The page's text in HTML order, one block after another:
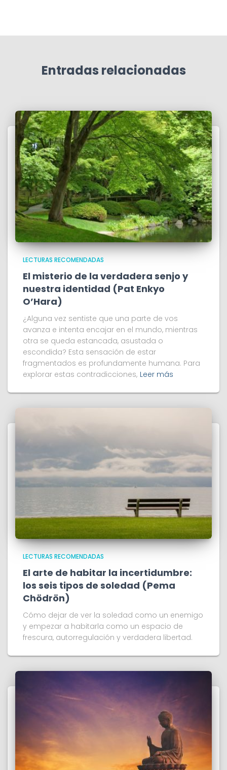
Entradas relacionadas
LECTURAS RECOMENDADAS
El misterio de la verdadera senjo y
nuestra identidad (Pat Enkyo
O’Hara)
¿Alguna vez sentiste que una parte de vos
avanza e intenta encajar en el mundo, mientras
otra se queda estancada, asustada o
escondida? Esta sensación de estar
fragmentados es profundamente humana. Para
explorar estas contradicciones, Leer más
LECTURAS RECOMENDADAS
El arte de habitar la incertidumbre:
los seis tipos de soledad (Pema
Chödrön)
Cómo dejar de ver la soledad como un enemigo
y empezar a habitarla como un espacio de
frescura, autorregulación y verdadera libertad.